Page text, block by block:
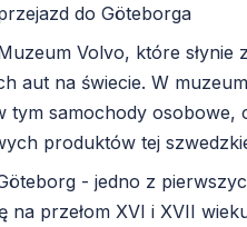
do Göteborga
Volvo, które słynie
aut na świecie. W
tym samochody
produktów tej
- jedno z
na przełom XVI i XVII